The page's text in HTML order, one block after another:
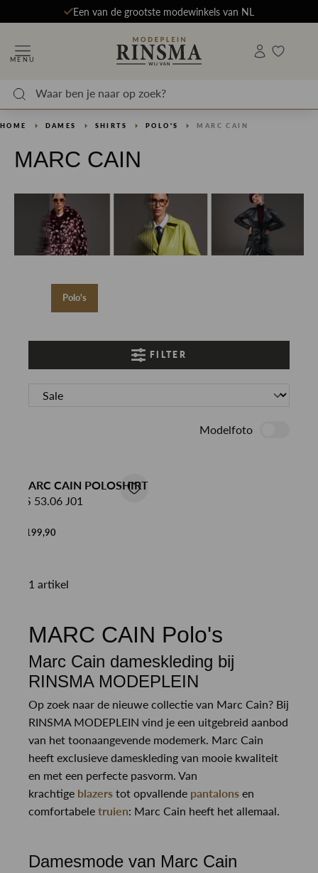
Een van de grootste modewinkels van NL
MENU
HOME DAMES SHIRTS POLO'S MARC CAIN
MARC CAIN
Polo's
FILTER
Modelfoto
MARC CAIN POLOSHIRT
BS 53.06 J01
€ 199,90
1 artikel
MARC CAIN Polo's
Marc Cain dameskleding bij
RINSMA MODEPLEIN
Op zoek naar de nieuwe collectie van Marc Cain? Bij
RINSMA MODEPLEIN vind je een uitgebreid aanbod
van het toonaangevende modemerk. Marc Cain
heeft exclusieve dameskleding van mooie kwaliteit
en met een perfecte pasvorm. Van
krachtige blazers tot opvallende pantalons en
comfortabele truien: Marc Cain heeft het allemaal.
Damesmode van Marc Cain